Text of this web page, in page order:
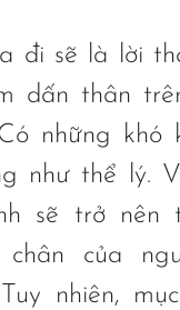
đi sẽ là lời
dấn thân
những khó
như thể lý.
sẽ trở nên
chân của
nhiên,